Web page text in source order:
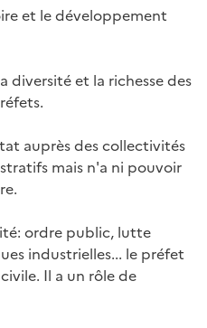
et le développement
diversité et la richesse des
auprès des collectivités
mais n'a ni pouvoir
ordre public, lutte
industrielles... le préfet
Il a un rôle de